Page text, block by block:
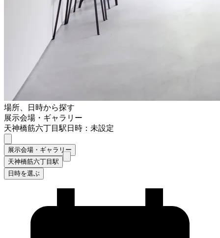
場所、日時から探す
展示会場・ギャラリー
天神橋筋六丁目駅日時：未設定
展示会場・ギャラリー
天神橋筋六丁目駅
日時を選ぶ